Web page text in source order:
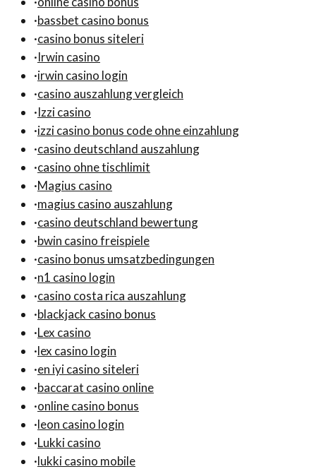
·bassbet casino bonus
·casino bonus siteleri
·Irwin casino
·irwin casino login
·casino auszahlung vergleich
·Izzi casino
·izzi casino bonus code ohne einzahlung
·casino deutschland auszahlung
·casino ohne tischlimit
·Magius casino
·magius casino auszahlung
·casino deutschland bewertung
·bwin casino freispiele
·casino bonus umsatzbedingungen
·n1 casino login
·casino costa rica auszahlung
·blackjack casino bonus
·Lex casino
·lex casino login
·en iyi casino siteleri
·baccarat casino online
·online casino bonus
·leon casino login
·Lukki casino
·lukki casino mobile